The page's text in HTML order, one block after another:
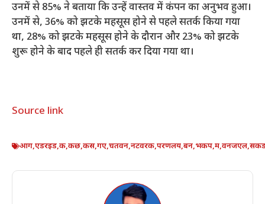
उनमें से 85% ने बताया कि उन्हें वास्तव में कंपन का अनुभव हुआ।
उनमें से, 36% को झटके महसूस होने से पहले सतर्क किया गया
था, 28% को झटके महसूस होने के दौरान और 23% को झटके
शुरू होने के बाद पहले ही सतर्क कर दिया गया था।
Source link
आग,एडरइड,क,कछ,कस,गए,चतवन,नटवरक,परणलय,बन,भकप,म,वनजएल,